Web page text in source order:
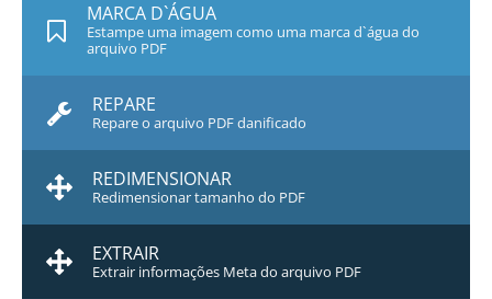
MARCA D`ÁGUA
Estampe uma imagem como uma marca d`água do
arquivo PDF
REPARE
Repare o arquivo PDF danificado
REDIMENSIONAR
Redimensionar tamanho do PDF
EXTRAIR
Extrair informações Meta do arquivo PDF